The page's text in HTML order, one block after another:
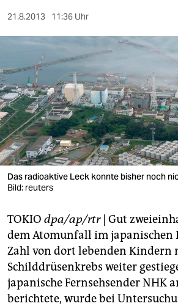
sport
berlin
nord
wahrheit
verlag
verlag
veranstaltungen
fragen & hilfe
unterstützen
abo
genossenschaft
21.8.2013 11:36 Uhr
Das radioaktive Leck konnte bisher noch
Bild: reuters
TOKIO dpa/ap/rtr| Gut
dem Atomunfall im japanischen
Zahl von dort lebenden Kindern
Schilddrüsenkrebs weiter
japanische Fernsehsender NHK
berichtete, wurde bei